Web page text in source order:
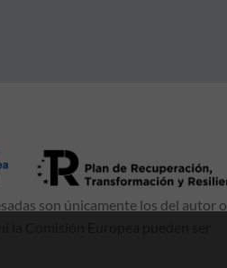
son únicamente los del autor o